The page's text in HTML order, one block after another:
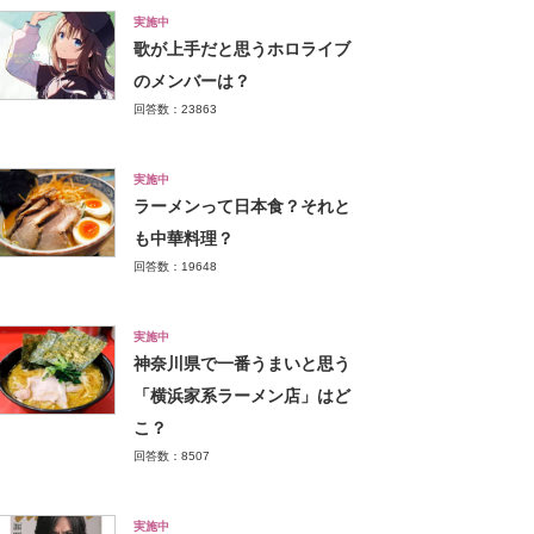
実施中
歌が上手だと思うホロライブ
のメンバーは？
回答数：23863
実施中
ラーメンって日本食？それと
も中華料理？
回答数：19648
実施中
神奈川県で一番うまいと思う
「横浜家系ラーメン店」はど
こ？
回答数：8507
実施中